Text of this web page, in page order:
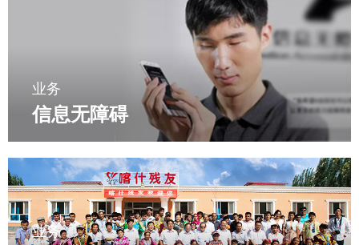
业务
信息无障碍
业务